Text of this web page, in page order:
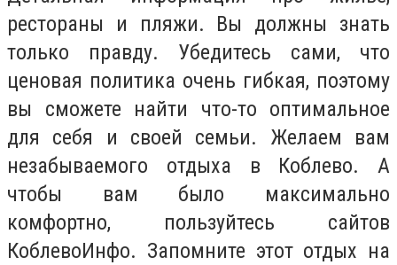
рестораны и пляжи. Вы должны знать
только правду. Убедитесь сами, что
ценовая политика очень гибкая, поэтому
вы сможете найти что-то оптимальное
для себя и своей семьи. Желаем вам
незабываемого отдыха в Коблево. А
чтобы вам было максимально
комфортно, пользуйтесь сайтов
КоблевоИнфо. Запомните этот отдых на